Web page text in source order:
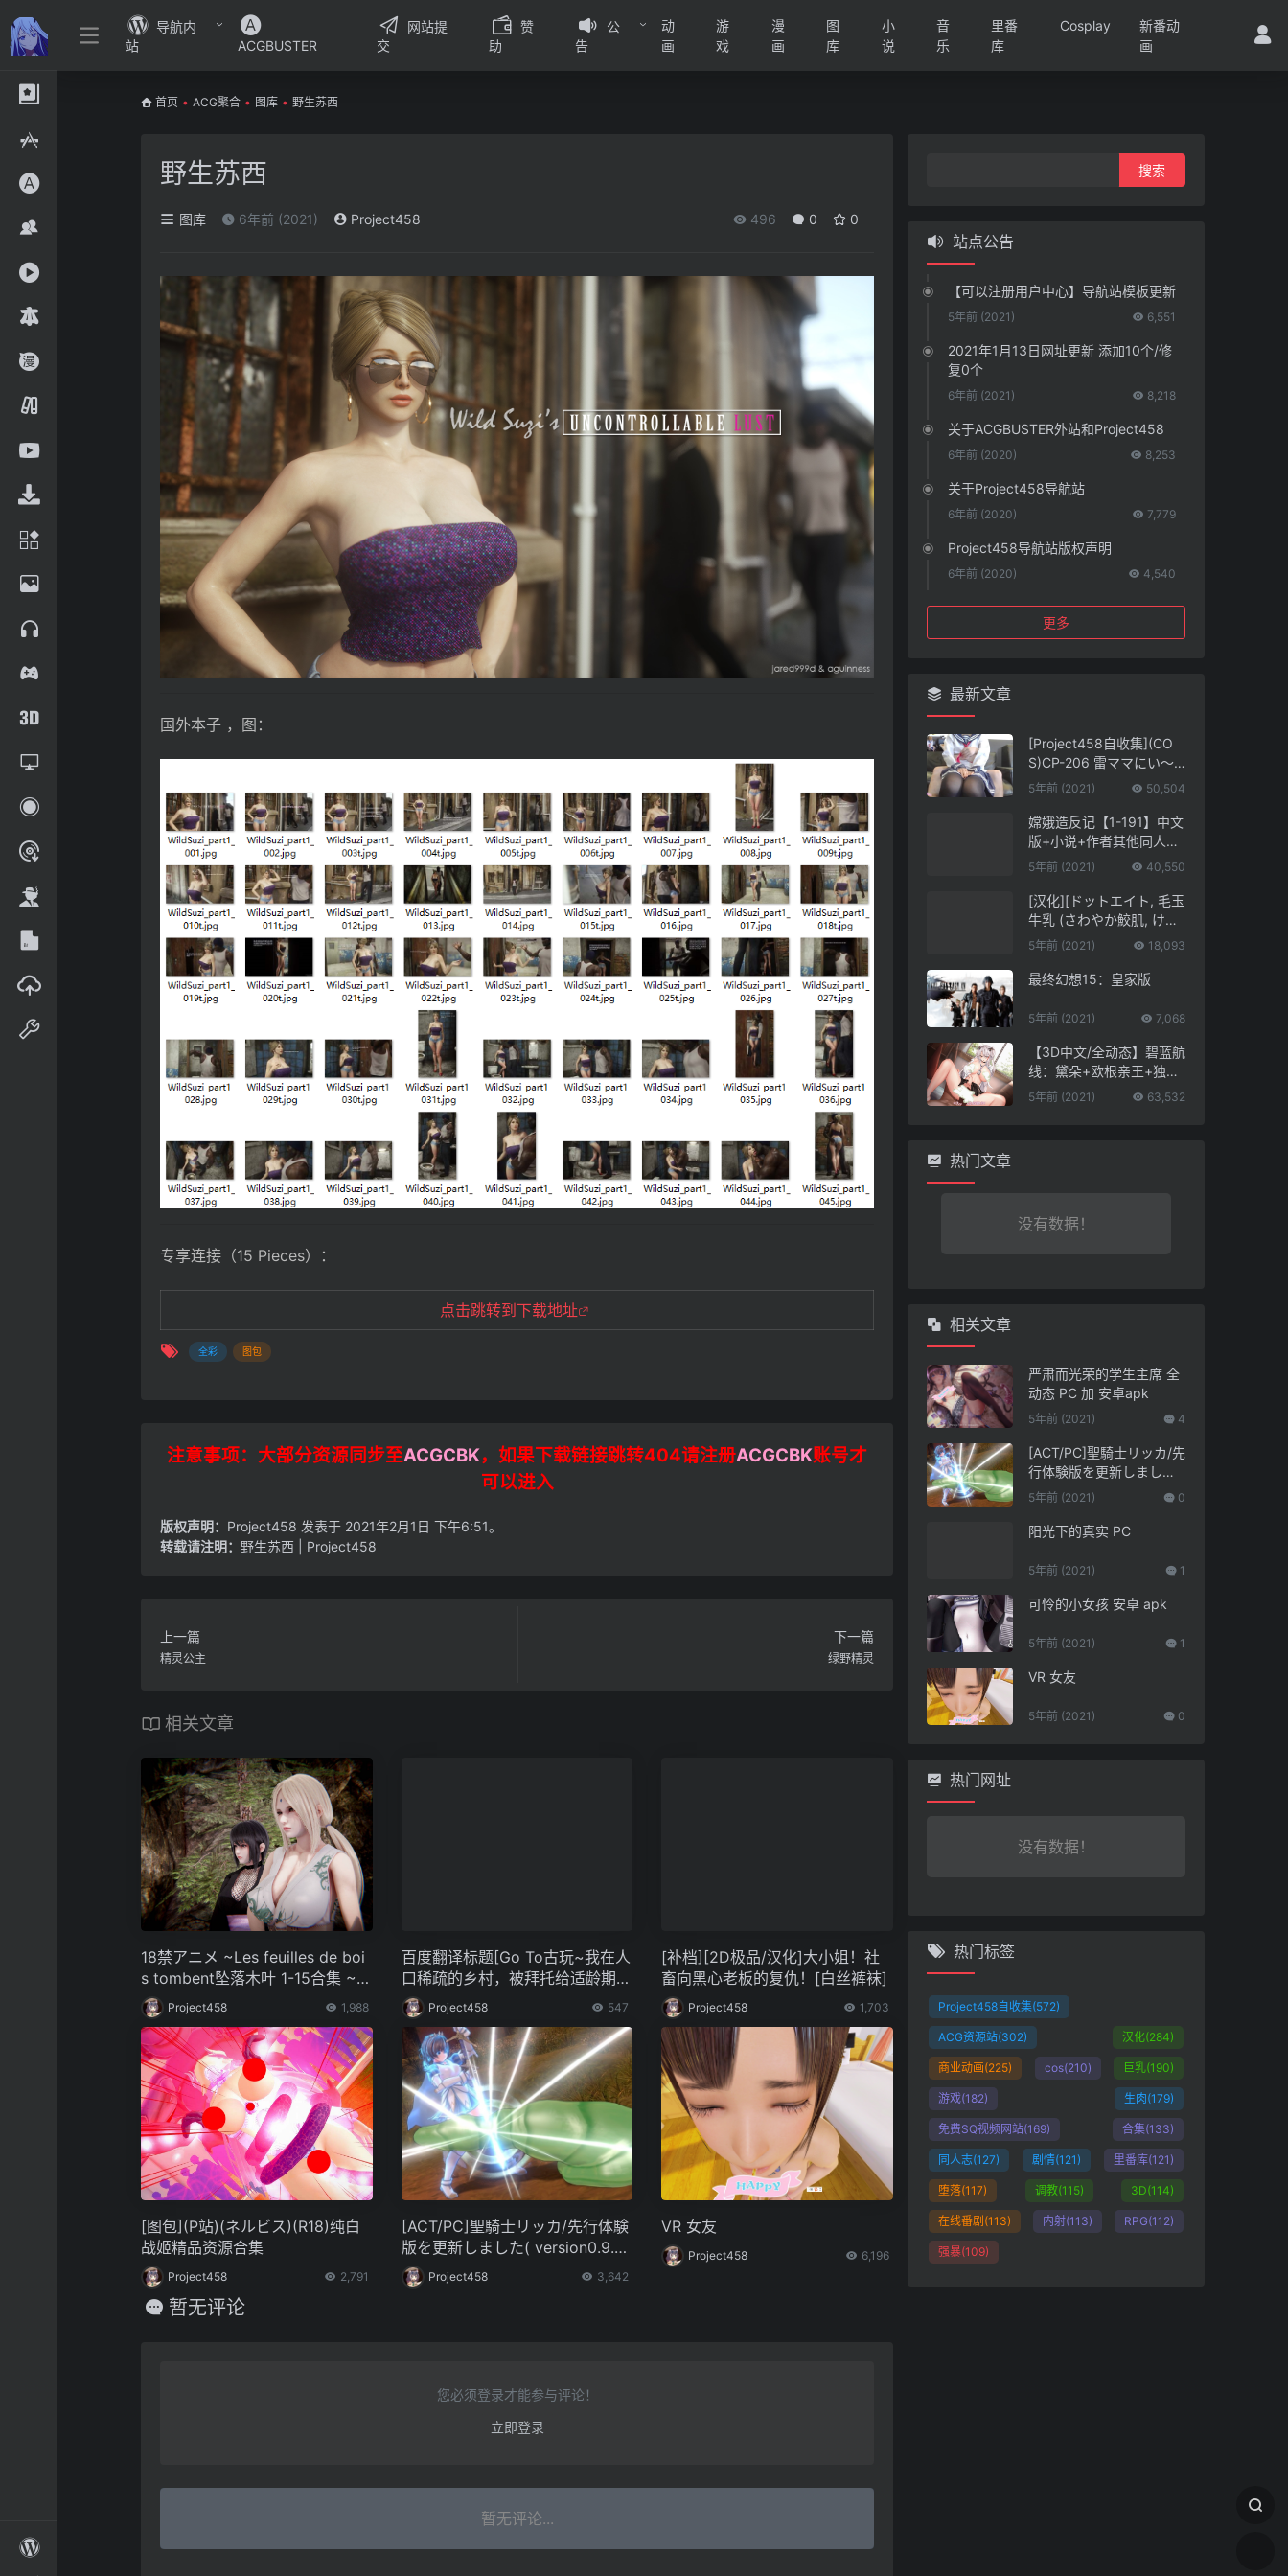
导航内
站
ACGBUSTER
网站提
交
赞
助
公
告
动
画
游
戏
漫
画
图
库
小
说
音
乐
里番
库
Cosplay
新番动
画
首页 • ACG聚合 • 图库 • 野生苏西
野生苏西
图库 6年前 (2021) Project458 496 0 0
国外本子 ，图：
专享连接（15 Pieces）：
点击跳转到下载地址
全彩 图包
注意事项：大部分资源同步至ACGCBK，如果下载链接跳转404请注册ACGCBK账号才
可以进入
版权声明： Project458 发表于 2021年2月1日 下午6:51。
转载请注明： 野生苏西 | Project458
上一篇
精灵公主
下一篇
绿野精灵
相关文章
18禁アニメ ~Les feuilles de boi
s tombent坠落木叶 1-15合集 ~2
K分辨率Project458 1,988
百度翻译标题[Go To古玩~我在人
口稀疏的乡村，被拜托给适龄期的
人们的种子~]
Project458 547
[补档][2D极品/汉化]大小姐！社
畜向黑心老板的复仇！[白丝裤袜]
Project458 1,703
[图包](P站)(ネルビス)(R18)纯白
战姬精品资源合集
Project458 2,791
[ACT/PC]聖騎士リッカ/先行体験
版を更新しました( version0.9.0.
2)
Project458 3,642
VR 女友
Project458 6,196
暂无评论
您必须登录才能参与评论！
立即登录
暂无评论...
站点公告
【可以注册用户中心】导航站模板更新
5年前 (2021) 6,551
2021年1月13日网址更新 添加10个/修
复0个
6年前 (2021) 8,218
关于ACGBUSTER外站和Project458
6年前 (2020) 8,253
关于Project458导航站
6年前 (2020) 7,779
Project458导航站版权声明
6年前 (2020) 4,540
更多
最新文章
[Project458自收集](CO
S)CP-206 雷ママにい～
っぱい任せちゃう！Part
いよ！ガラステーブルえ
っちも♡ 第四一四弹
5年前 (2021) 50,504
嫦娥造反记【1-191】中文
版+小说+作者其他同人
【12月更新/神仙/丝袜】
5年前 (2021) 40,550
[汉化][ドットエイト, 毛玉
牛乳 (さわやか鮫肌, けだ
ま)] ミルクココナツロイ
ct)
5年前 (2021) 18,093
最终幻想15：皇家版
5年前 (2021) 7,068
【3D中文/全动态】碧蓝航
线：黛朵+欧根亲王+独角
兽！4K步兵完整版【全C
5年前 (2021) 63,532
热门文章
没有数据！
相关文章
严肃而光荣的学生主席 全
动态 PC 加 安卓apk
5年前 (2021) 4
[ACT/PC]聖騎士リッカ/先
行体験版を更新しました(
version0.9.0.2)
5年前 (2021) 0
阳光下的真实 PC
5年前 (2021) 1
可怜的小女孩 安卓 apk
5年前 (2021) 1
VR 女友
5年前 (2021) 0
热门网址
没有数据！
热门标签
Project458自收集(572)
ACG资源站(302) 汉化(284)
商业动画(225) cos(210) 巨乳(190)
游戏(182) 生肉(179)
免费SQ视频网站(169) 合集(133)
同人志(127) 剧情(121) 里番库(121)
堕落(117) 调教(115) 3D(114)
在线番剧 (113) 内射(113) RPG(112)
强暴(109)